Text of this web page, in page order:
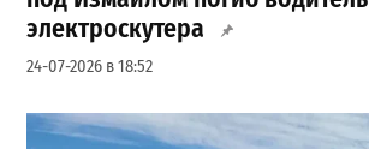
электроскутера
24-07-2026 в 18:52